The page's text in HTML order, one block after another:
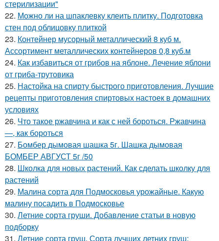
стерилизации"
22. Можно ли на шпаклевку клеить плитку. Подготовка
стен под облицовку плиткой
23. Контейнер мусорный металлический 8 куб м.
Ассортимент металлических контейнеров 0,8 куб.м
24. Как избавиться от грибов на яблоне. Лечение яблони
от гриба-трутовика
25. Настойка на спирту быстрого приготовления. Лучшие
рецепты приготовления спиртовых настоек в домашних
условиях
26. Что такое ржавчина и как с ней бороться. Ржавчина
—, как бороться
27. Бомбер дымовая шашка 5г. Шашка дымовая
БОМБЕР АВГУСТ 5г /50
28. Школка для новых растений. Как сделать школку для
растений
29. Малина сорта для Подмосковья урожайные. Какую
малину посадить в Подмосковье
30. Летние сорта груши. Добавление статьи в новую
подборку
31. Летние сорта груш. Сорта лучших летних груш: